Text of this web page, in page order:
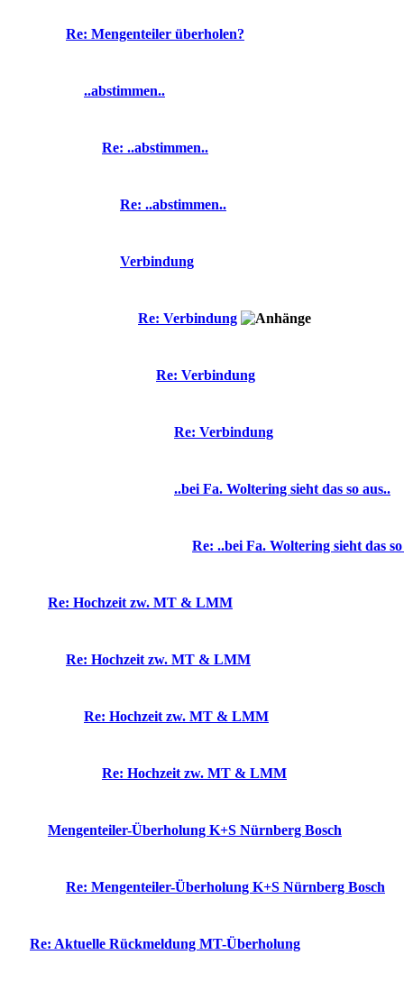
Re: Mengenteiler überholen?
..abstimmen..
Re: ..abstimmen..
Re: ..abstimmen..
Verbindung
Re: Verbindung
Re: Verbindung
Re: Verbindung
..bei Fa. Woltering sieht das so aus..
Re: ..bei Fa. Woltering sieht das so
Re: Hochzeit zw. MT & LMM
Re: Hochzeit zw. MT & LMM
Re: Hochzeit zw. MT & LMM
Re: Hochzeit zw. MT & LMM
Mengenteiler-Überholung K+S Nürnberg Bosch
Re: Mengenteiler-Überholung K+S Nürnberg Bosch
Re: Aktuelle Rückmeldung MT-Überholung